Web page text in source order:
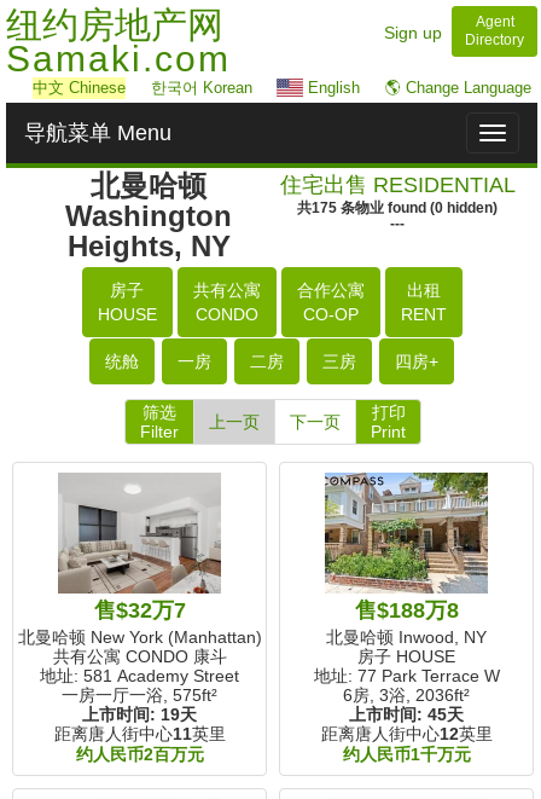
纽约房地产网
Samaki.com
Sign up
Agent
Directory
中文 Chinese 한국어 Korean English 🌎 Change Language
Toggle
导航菜单 Menu
北曼哈顿
Washington
Heights, NY
住宅出售 RESIDENTIAL
共175 条物业 found (0 hidden)
---
房子
HOUSE
共有公寓
CONDO
合作公寓
CO-OP
出租
RENT
统舱 一房 二房 三房 四房+
筛选
Filter
上一页 下一页
打印
Print
售$32万7
北曼哈顿 New York (Manhattan), NY
共有公寓 CONDO 康斗
地址: 581 Academy Street
一房一厅一浴, 575ft²
上市时间: 19天
距离唐人街中心11英里
约人民币2百万元
售$188万8
北曼哈顿 Inwood, NY
房子 HOUSE
地址: 77 Park Terrace W
6房, 3浴, 2036ft²
上市时间: 45天
距离唐人街中心12英里
约人民币1千万元